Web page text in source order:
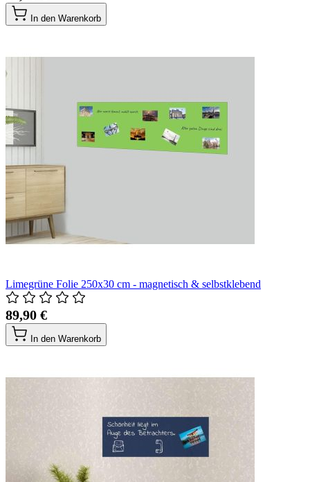
In den Warenkorb
Limegrüne Folie 250x30 cm - magnetisch & selbstklebend
89,90 €
In den Warenkorb